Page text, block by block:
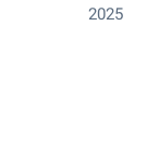
2025